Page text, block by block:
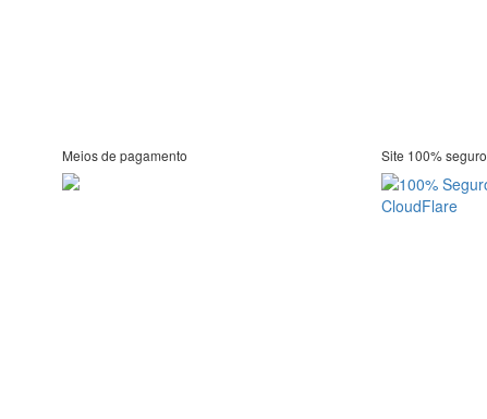
Meios de pagamento Site 100% seguro